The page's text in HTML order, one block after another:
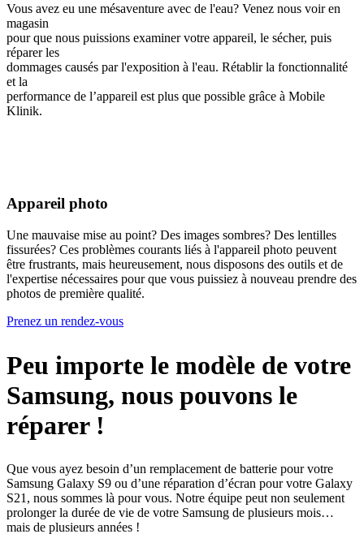
Vous avez eu une mésaventure avec de l'eau? Venez nous voir en
magasin
pour que nous puissions examiner votre appareil, le sécher, puis
réparer les
dommages causés par l'exposition à l'eau. Rétablir la fonctionnalité
et la
performance de l’appareil est plus que possible grâce à Mobile
Klinik.
Appareil photo
Une mauvaise mise au point? Des images sombres? Des lentilles
fissurées? Ces problèmes courants liés à l'appareil photo peuvent
être frustrants, mais heureusement, nous disposons des outils et de
l'expertise nécessaires pour que vous puissiez à nouveau prendre des
photos de première qualité.
Prenez un rendez-vous
Peu importe le modèle de votre
Samsung, nous pouvons le
réparer !
Que vous ayez besoin d’un remplacement de batterie pour votre
Samsung Galaxy S9 ou d’une réparation d’écran pour votre Galaxy
S21, nous sommes là pour vous. Notre équipe peut non seulement
prolonger la durée de vie de votre Samsung de plusieurs mois…
mais de plusieurs années !